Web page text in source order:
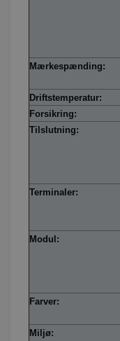
Mærkespænding:
Driftstemperatur:
Forsikring:
Tilslutning:
Terminaler:
Modul:
Farver:
Miljø: